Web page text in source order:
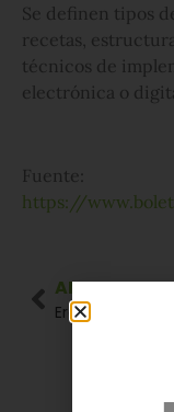
Se definen tipos
recetas,
técnicos de
electrónica o
Fuente:
https://
ANTERIOR
Ergonomía y